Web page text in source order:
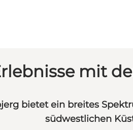
mit
bietet ein breites
südwestlichen